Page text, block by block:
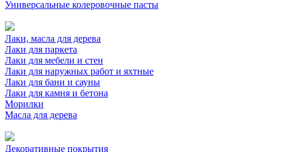
Универсальные колеровочные пасты
Лаки, масла для дерева
Лаки для паркета
Лаки для мебели и стен
Лаки для наружных работ и яхтные
Лаки для бани и сауны
Лаки для камня и бетона
Морилки
Масла для дерева
Декоративные покрытия